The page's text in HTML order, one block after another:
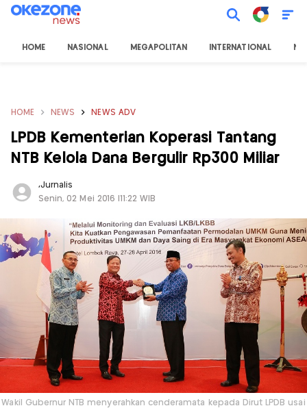
HOME NASIONAL MEGAPOLITAN INTERNATIONAL
HOME NEWS NEWS ADV
LPDB Kementerian Koperasi Tantang
NTB Kelola Dana Bergulir Rp300 Miliar
,Jurnalis
Senin, 02 Mei 2016 |11:22 WIB
Wakil Gubernur NTB menyerahkan cenderamata kepada Dirut LPDB usai